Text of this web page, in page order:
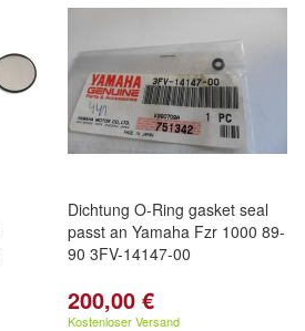
Dichtung O-Ring gasket seal
passt an Yamaha Fzr 1000 89-
90 3FV-14147-00
200,00 €
Kostenloser Versand